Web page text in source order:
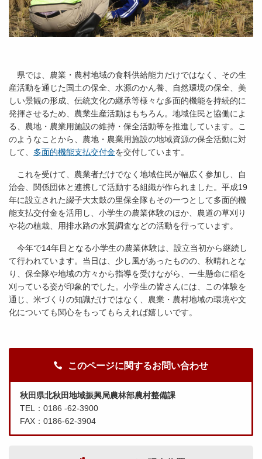
県では、農業・農村地域の食料供給能力だけではなく、その生
産活動を通じた国土の保全、水源のかん養、自然環境の保全、美
しい景観の形成、伝統文化の継承等様々な多面的機能を持続的に
発揮させるため、農業生産活動はもちろん。地域住民と協働によ
る、農地・農業用施設の維持・保全活動等を推進しています。こ
のようなことから、農地・農業用施設の地域資源の保全活動に対
して、 多面的機能支払交付金を交付しています。
これを受けて、農業者だけでなく地域住民が幅広く参加し、自
治会、関係団体と連携して活動する組織が作られました。平成19
年に設立された綴子大太鼓の里保全隊もその一つとして多面的機
能支払交付金を活用し、小学生の農業体験のほか、農道の草刈り
や花の植栽、用排水路の水質調査などの活動を行っています。
今年で14年目となる小学生の農業体験は、設立当初から継続し
て行われています。当日は、少し風があったものの、秋晴れとな
り、保全隊や地域の方々から指導を受けながら、一生懸命に稲を
刈っている姿が印象的でした。小学生の皆さんには、この体験を
通じ、米づくりの知識だけではなく、農業・農村地域の環境や文
化についても関心をもってもらえれば嬉しいです。
このページに関するお問い合わせ
秋田県北秋田地域振興局農林部農村整備課
TEL：0186 -62-3900
FAX：0186-62-3904